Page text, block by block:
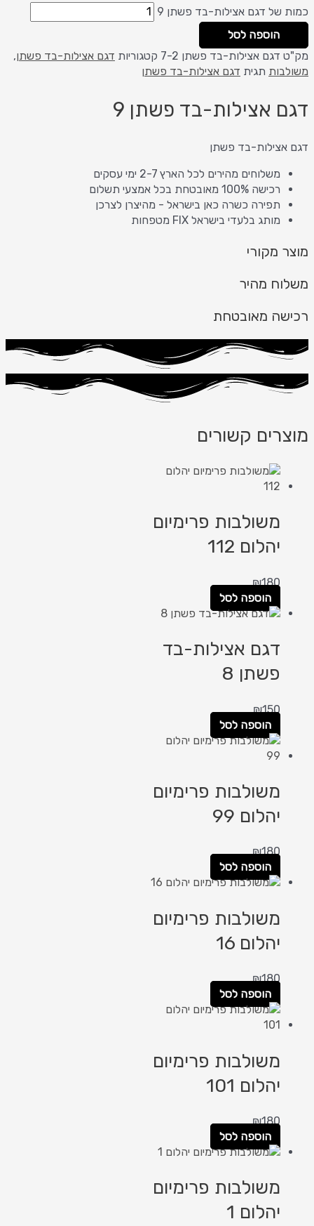
כמות של דגם אצילות-בד פשתן 9
הוספה לסל
מק"ט דגם אצילות-בד פשתן 7-2 קטגוריות דגם אצילות-בד פשתן,
משולבות תגית דגם אצילות-בד פשתן
דגם אצילות-בד פשתן 9
דגם אצילות-בד פשתן
משלוחים מהירים לכל הארץ 2-7 ימי עסקים
רכישה 100% מאובטחת בכל אמצעי תשלום
תפירה כשרה כאן בישראל - מהיצרן לצרכן
מותג בלעדי בישראל FIX מטפחות
מוצר מקורי
משלוח מהיר
רכישה מאובטחת
מוצרים קשורים
משולבות פרימיום
יהלום 112
₪180
הוספה לסל
דגם אצילות-בד
פשתן 8
₪150
הוספה לסל
משולבות פרימיום
יהלום 99
₪180
הוספה לסל
משולבות פרימיום
יהלום 16
₪180
הוספה לסל
משולבות פרימיום
יהלום 101
₪180
הוספה לסל
משולבות פרימיום
יהלום 1